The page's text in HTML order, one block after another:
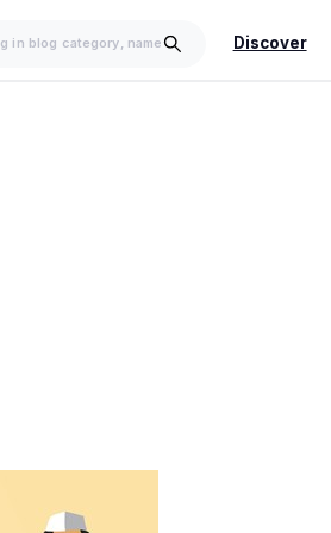
Discover